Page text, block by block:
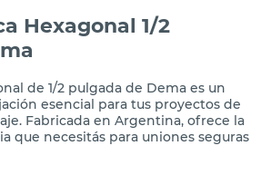
Hexagonal 1/2
de 1/2 pulgada de Dema es un
esencial para tus proyectos de
Fabricada en Argentina, ofrece la
que necesitás para uniones seguras